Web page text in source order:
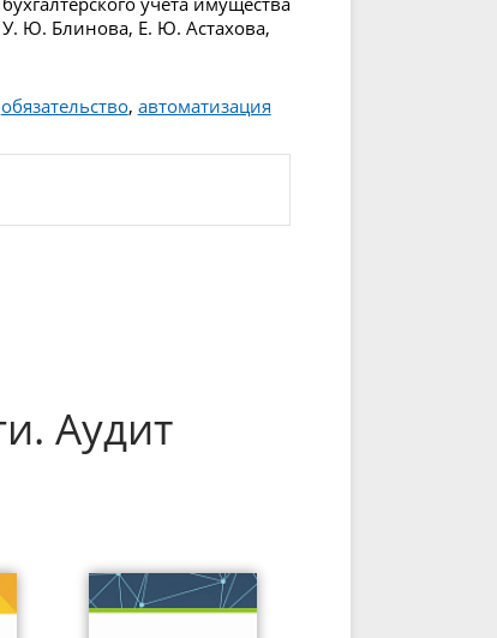
У. Ю. Блинова, Е. Ю. Астахова,
обязательство, автоматизация
Аудит